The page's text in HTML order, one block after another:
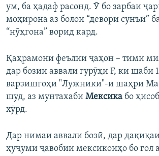
ум, ба ҳадаф расонд. Ӯ бо зарбаи
моҳирона аз болои “девори сунъӣ”
“нӯҳгона” ворид кард.
Қаҳрамони феълии ҷаҳон – тими
дар бозии аввали гурӯҳи F, ки шаби
варзишгоҳи "Лужники"-и шаҳри
шуд, аз мунтахаби Мексика бо
хӯрд.
Дар нимаи аввали бозӣ, дар
ҳуҷуми ҷавобии мексикоиҳо бо гол